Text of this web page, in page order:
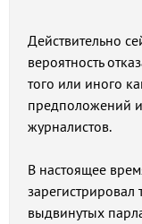
Действительно
вероятность
того или иного
предположений
журналистов.
В настоящее
выдвинутых